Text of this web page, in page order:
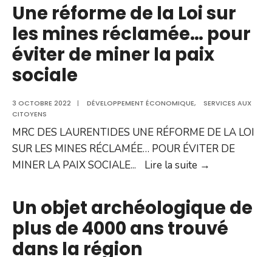
Noël
2022
Une réforme de la Loi sur
les mines réclamée… pour
éviter de miner la paix
sociale
3 OCTOBRE 2022 | DÉVELOPPEMENT ÉCONOMIQUE,
SERVICES AUX
CITOYENS
MRC DES LAURENTIDES UNE RÉFORME DE LA LOI
SUR LES MINES RÉCLAMÉE… POUR ÉVITER DE
MINER LA PAIX SOCIALE... Lire la suite →
la
Loi
Un objet archéologique de
plus de 4000 ans trouvé
dans la région